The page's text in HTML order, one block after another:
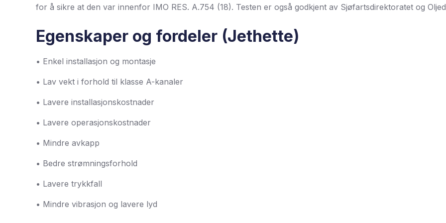
for å sikre at den var innenfor IMO RES. A.754 (18). Testen er også godkjent av Sjøfartsdirektoratet og
Egenskaper og fordeler (Jethette)
• Enkel installasjon og montasje
• Lav vekt i forhold til klasse A-kanaler
• Lavere installasjonskostnader
• Lavere operasjonskostnader
• Mindre avkapp
• Bedre strømningsforhold
• Lavere trykkfall
• Mindre vibrasjon og lavere lyd